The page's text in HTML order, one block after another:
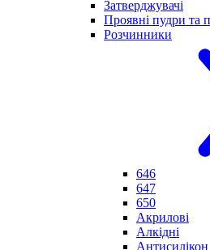
Затверджувачі
Проявні пудри та
Розчинники
646
647
650
Акрилові
Алкідні
Антисилікон